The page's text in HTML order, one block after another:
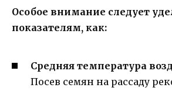
Особое внимание следует
показателям, как:
Средняя температура
Посев семян на рассаду